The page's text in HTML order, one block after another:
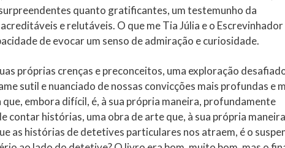
quanto gratificantes, um testemunho da
e relutáveis. O que me Tia Júlia e o
de evocar um senso de admiração e curiosidade.
próprias crenças e preconceitos, uma exploração
sutil e nuanciado de nossas convicções mais profundas e
embora difícil, é, à sua própria maneira, profundamente
histórias, uma obra de arte que, à sua própria
as histórias de detetives particulares nos atraem, é o